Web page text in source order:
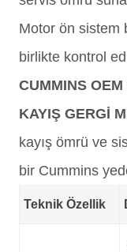
Motor ön sistem
birlikte kontrol
CUMMINS
KAYIŞ GERGİ
kayış ömrü ve
bir Cummins
Teknik Özellik